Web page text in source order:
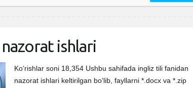
ishlari
Ko‘rishlar soni 18,354 Ushbu sahifada ingliz tili fanidan
nazorat ishlari keltirilgan bo‘lib, fayllarni *.docx va *.zip